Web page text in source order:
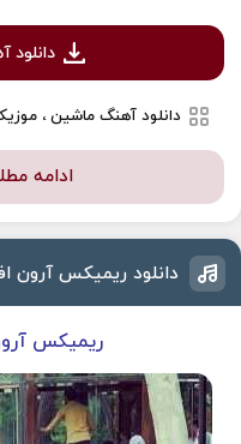
دانلود آهنگ ماشین ،
ادامه
دانلود ریمیکس آرون
ریمیکس